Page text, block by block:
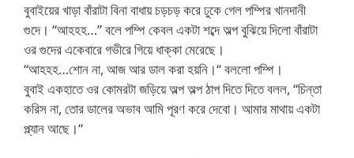
বুবাইয়ের খাড়া বাঁরাটা বিনা বাধায় চড়চড় করে ঢুকে গেল পম্পির খানদানী
গুদে। “আহহহ…” বলে পম্পি কেবল একটা শব্দে অল্প বুঝিয়ে দিলো বাঁরাটা
ওর গুদের একেবারে গভীরে গিয়ে ধাক্কা মেরেছে।
“আহহহ…শোন না, আজ আর ডাল করা হয়নি।“ বললো পম্পি।
বুবাই একহাতে ওর কোমরটা জড়িয়ে অল্প অল্প ঠাপ দিতে দিতে বলল, “চিন্তা
করিস না, তোর ডালের অভাব আমি পূরণ করে দেবো। আমার মাথায় একটা
প্ল্যান আছে।“